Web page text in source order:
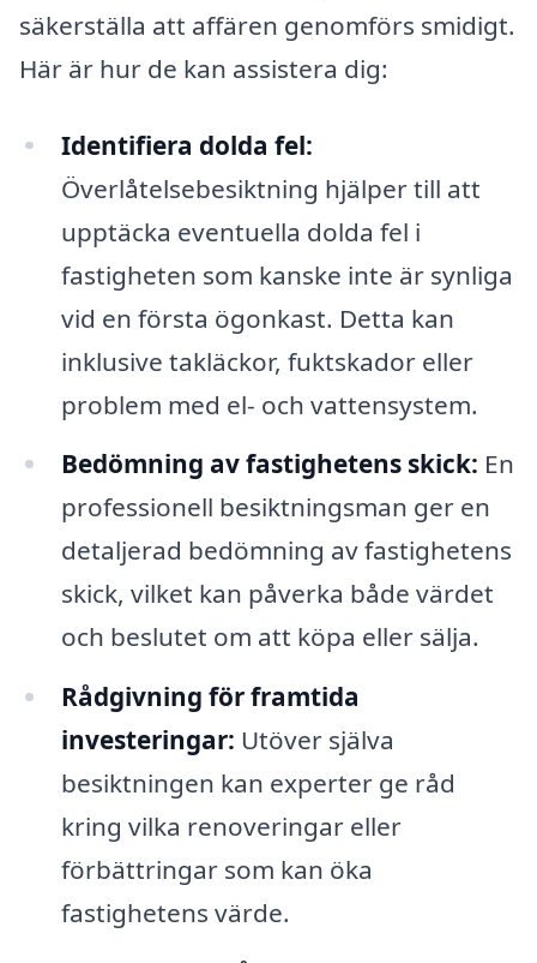
säkerställa att affären genomförs smidigt.
Här är hur de kan assistera dig:
Identifiera dolda fel:
Överlåtelsebesiktning hjälper till att
upptäcka eventuella dolda fel i
fastigheten som kanske inte är synliga
vid en första ögonkast. Detta kan
inklusive takläckor, fuktskador eller
problem med el- och vattensystem.
Bedömning av fastighetens skick: En
professionell besiktningsman ger en
detaljerad bedömning av fastighetens
skick, vilket kan påverka både värdet
och beslutet om att köpa eller sälja.
Rådgivning för framtida
investeringar: Utöver själva
besiktningen kan experter ge råd
kring vilka renoveringar eller
förbättringar som kan öka
fastighetens värde.